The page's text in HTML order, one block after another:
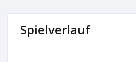
Spielverlauf